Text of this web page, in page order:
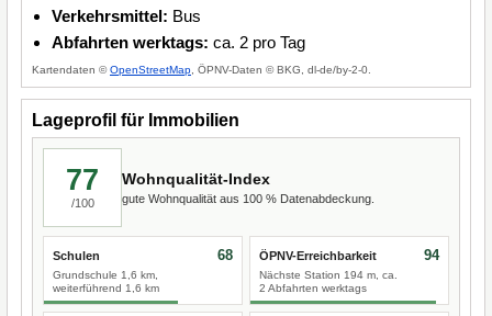
Verkehrsmittel: Bus
Abfahrten werktags: ca. 2 pro Tag
Kartendaten ©OpenStreetMap , ÖPNV-Daten © BKG, dl-de/by-2-0.
Lageprofil für Immobilien
77
/100
Wohnqualität-Index
gute Wohnqualität aus 100 % Datenabdeckung.
Schulen
Grundschule 1,6 km,
weiterführend 1,6 km
68 ÖPNV-Erreichbarkeit
Nächste Station 194 m, ca.
2 Abfahrten werktags
94